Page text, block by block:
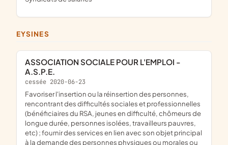
EYSINES
ASSOCIATION SOCIALE POUR L'EMPLOI -
A.S.P.E.
cessée 2020-06-23
favoriser l'insertion ou la réinsertion des personnes,
rencontrant des difficultés sociales et professionnelles
(bénéficiaires du RSA, jeunes en difficulté, chômeurs de
longue durée, personnes isolées, travailleurs pauvres,
etc) ; fournir des services en lien avec son objet principal
à la demande des personnes physiques ou morales ou